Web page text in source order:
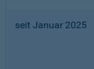
seit Januar 2025